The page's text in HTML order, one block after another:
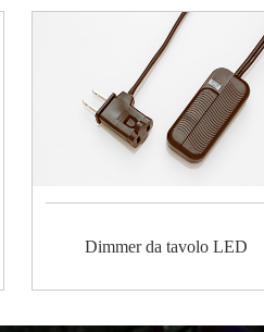
Dimmer da tavolo LED